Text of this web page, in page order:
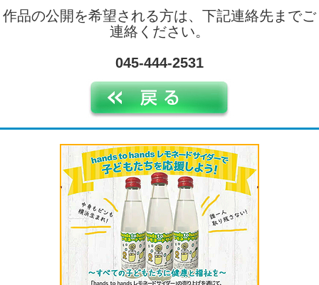
作品の公開を希望される方は、下記連絡先までご
連絡ください。
045-444-2531